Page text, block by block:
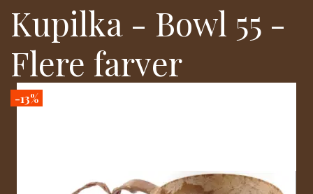
Kupilka - Bowl 55 -
Flere farver
-13%